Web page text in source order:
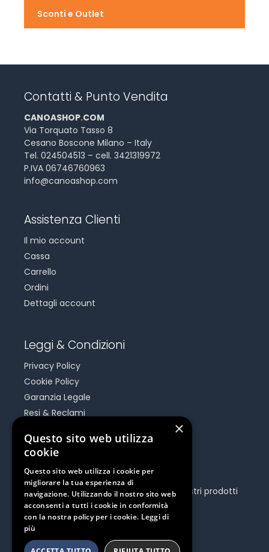
Sconti e Outlet
Contatti & Punto Vendita
CANOASHOP.COM
Via Torquato Tasso 8
Cesano Boscone Milano – Italy
Tel. 024504513 – cell. 3421319972
P.IVA 06746760963
info@canoashop.com
Assistenza Clienti
Il mio account
Cassa
Carrello
Ordini
Dettagli account
Leggi & Condizioni
Privacy Policy
Cookie Policy
Garanzia Legale
Resi & Reclami
Be Social
Seguici e rimani aggiornato su tutti i nostri prodotti
e iniziative.
×
Questo sito web utilizza
cookie
Questo sito web utilizza i cookie per
migliorare la tua esperienza di
navigazione. Utilizzando il nostro sito web
acconsenti a tutti i cookie in conformità
con la nostra policy per i cookie. Leggi di
più